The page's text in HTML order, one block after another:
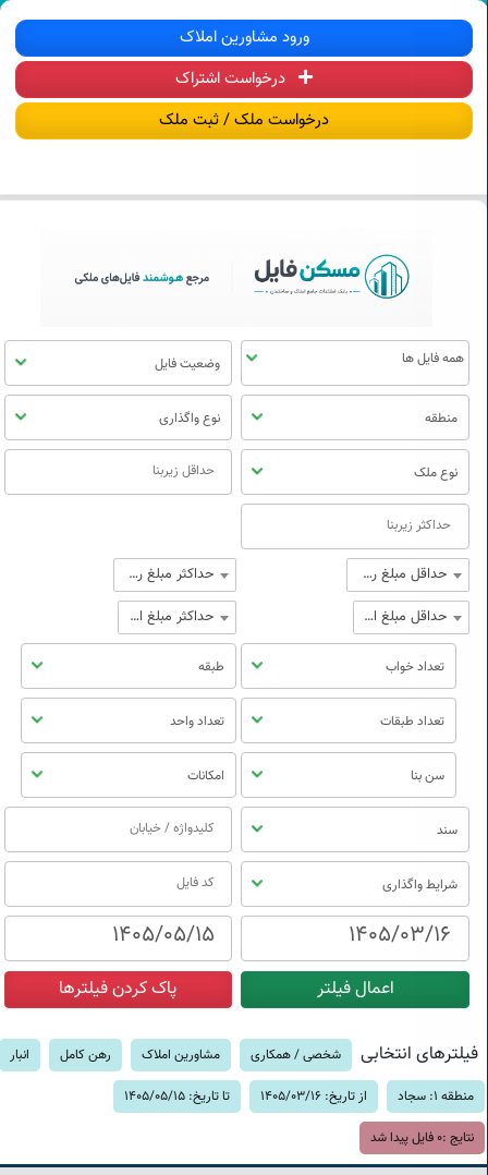
مسکن فایل | خرید، فروش، رهن و اجاره
ورود مشاورین املاک
درخواست اشتراک
درخواست ملک / ثبت ملک
مسکن
فایل
وضعیت فایل
منطقه نوع واگذاری
نوع ملک
حداقل مبلغ رهن
حداکثر مبلغ رهن
حداقل مبلغ اجاره
حداکثر مبلغ اجاره
تعداد خواب طبقه
تعداد طبقات تعداد واحد
سن بنا امکانات
سند
شرایط واگذاری
فیلترهای انتخابی شخصی / همکاری مشاورین املاک رهن کامل انبار
منطقه 1: سجاد از تاریخ: 1405/03/16 تا تاریخ: 1405/05/15
نتایج :0 فایل پیدا شد